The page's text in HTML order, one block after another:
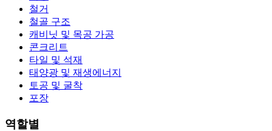
철거
철골 구조
캐비닛 및 목공 가공
콘크리트
타일 및 석재
태양광 및 재생에너지
토공 및 굴착
포장
역할별